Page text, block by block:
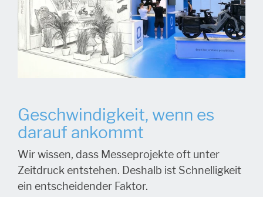
Geschwindigkeit, wenn es
darauf ankommt
Wir wissen, dass Messeprojekte oft unter
Zeitdruck entstehen. Deshalb ist Schnelligkeit
ein entscheidender Faktor.